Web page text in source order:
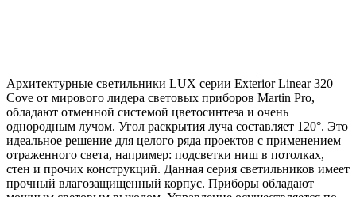
Архитектурные светильники LUX серии Exterior Linear 320
Cove от мирового лидера световых приборов Martin Pro,
обладают отменной системой цветосинтеза и очень
однородным лучом. Угол раскрытия луча составляет 120°. Это
идеальное решение для целого ряда проектов с применением
отраженного света, например: подсветки ниш в потолках,
стен и прочих конструкций. Данная серия светильников имеет
прочный влагозащищенный корпус. Приборы обладают